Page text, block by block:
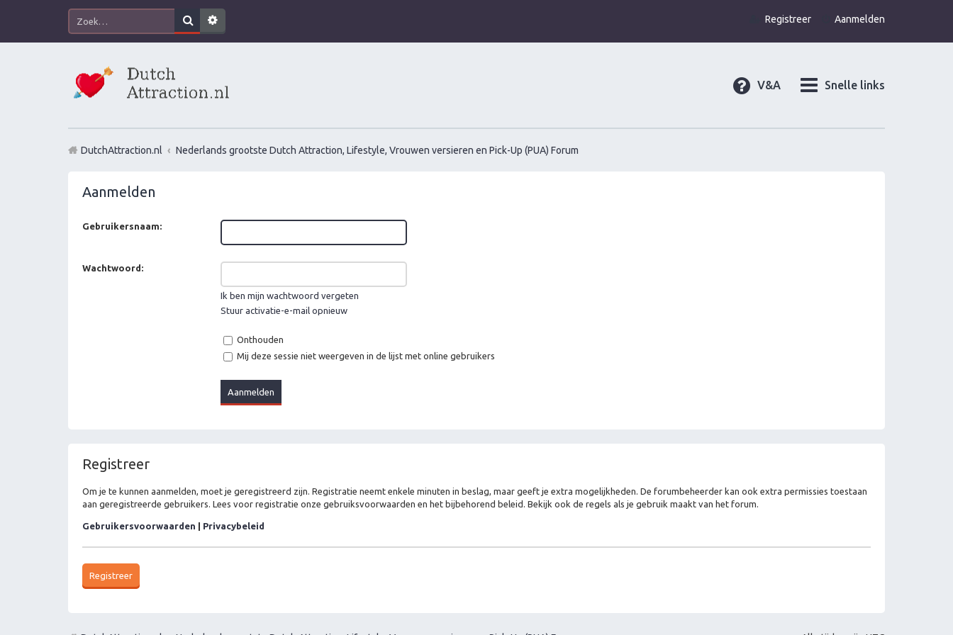
Aanmelden
Registreer
Snelle links
V&A
DutchAttraction.nl Nederlands grootste Dutch Attraction, Lifestyle, Vrouwen versieren en Pick-Up (PUA) Forum
Aanmelden
Gebruikersnaam:
Wachtwoord:
Ik ben mijn wachtwoord vergeten
Stuur activatie-e-mail opnieuw
Onthouden
Mij deze sessie niet weergeven in de lijst met online gebruikers
Registreer
Om je te kunnen aanmelden, moet je geregistreerd zijn. Registratie neemt enkele minuten in beslag, maar geeft je extra mogelijkheden. De forumbeheerder kan ook extra permissies toestaan
aan geregistreerde gebruikers. Lees voor registratie onze gebruiksvoorwaarden en het bijbehorend beleid. Bekijk ook de regels als je gebruik maakt van het forum.
Gebruikersvoorwaarden Privacybeleid
Registreer